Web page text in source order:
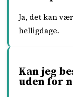
Ja, det kan
helligdage.
Kan jeg
uden for